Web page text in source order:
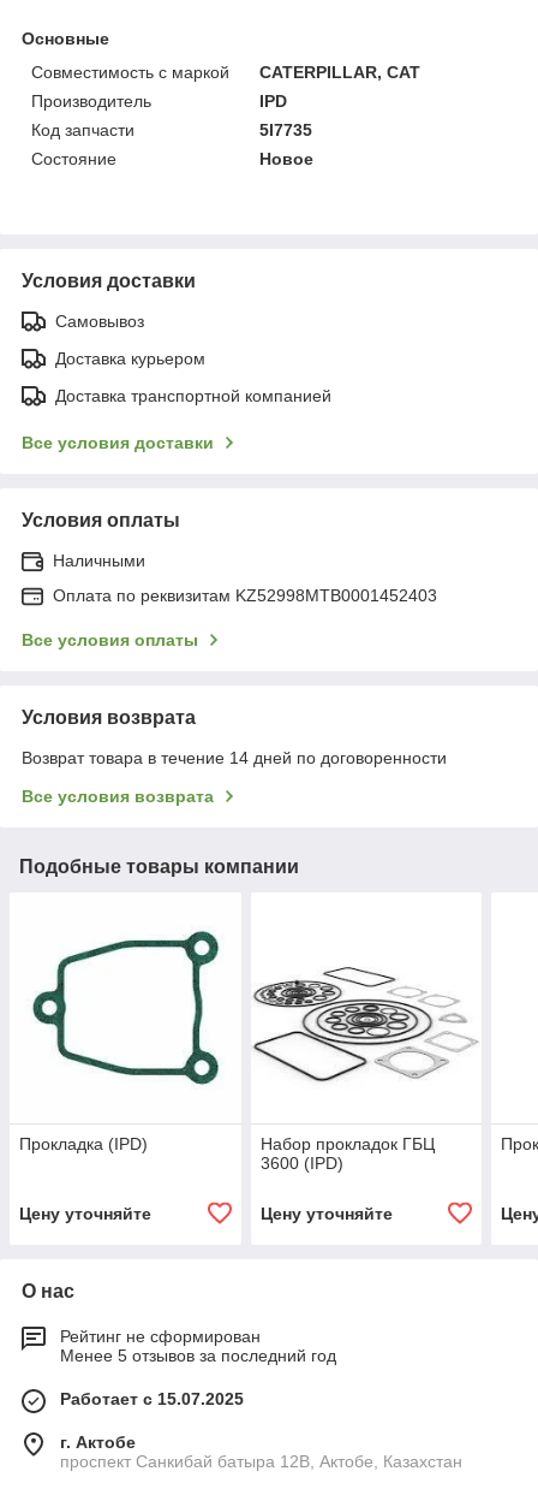
Основные
Совместимость с маркой
CATERPILLAR, CAT
Производитель
IPD
Код запчасти
5I7735
Состояние
Новое
Условия доставки
Самовывоз
Доставка курьером
Доставка транспортной компанией
Все условия доставки
Условия оплаты
Наличными
Оплата по реквизитам KZ52998MTB0001452403
Все условия оплаты
Условия возврата
Возврат товара в течение 14 дней по договоренности
Все условия возврата
Подобные товары компании
Прокладка (IPD)
Цену уточняйте
Набор прокладок ГБЦ
3600 (IPD)
Цену уточняйте
О нас
Рейтинг не сформирован
Менее 5 отзывов за последний год
Работает с 15.07.2025
г. Актобе
проспект Санкибай батыра 12В, Актобе, Казахстан